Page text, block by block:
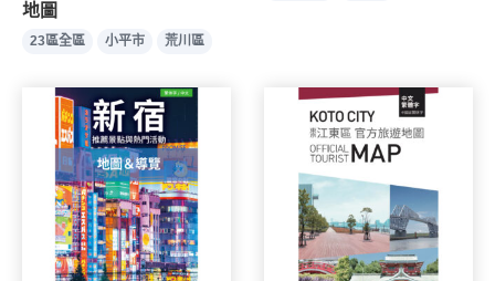
地圖
23區全區 小平市 荒川區